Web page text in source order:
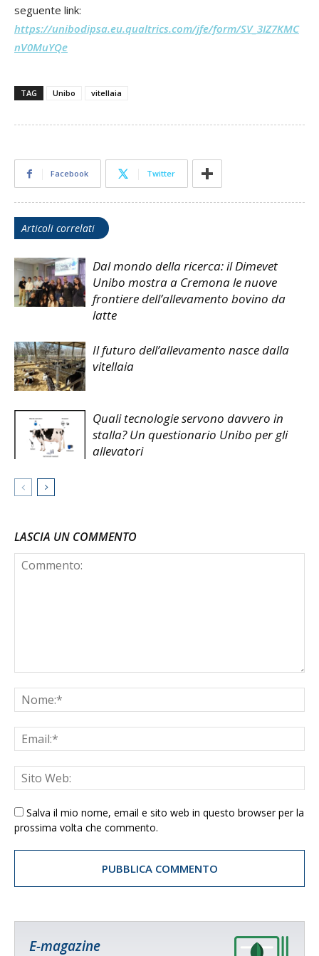
seguente link:
https://unibodipsa.eu.qualtrics.com/jfe/form/SV_3IZ7KMC
nV0MuYQe
TAG Unibo vitellaia
Facebook Twitter
Articoli correlati
Dal mondo della ricerca: il Dimevet
Unibo mostra a Cremona le nuove
frontiere dell’allevamento bovino da
latte
Il futuro dell’allevamento nasce dalla
vitellaia
Quali tecnologie servono davvero in
stalla? Un questionario Unibo per gli
allevatori
LASCIA UN COMMENTO
Salva il mio nome, email e sito web in questo browser per la
prossima volta che commento.
E-magazine